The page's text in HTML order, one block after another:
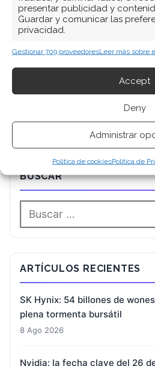
presentar publicidad y
Guardar y comunicar las
privacidad.
Gestionar 709 proveedoresLeer más sobre
Accept
Deny
Administrar
Política de cookiesPolítica de
BUSCAR
ARTÍCULOS RECIENTES
SK Hynix: 54 billones de
plena tormenta bursátil
8 Ago 2026
Nvidia: la fecha clave del 26